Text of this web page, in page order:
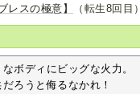
レスの極意】
（転生8回目）
なボディにビッグな火力。
だろうと侮るなかれ！